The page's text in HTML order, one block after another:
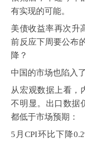
有实现的可能。
美债收益率再次升
前反应下周要公布
降？
中国的市场也陷入
从宏观数据上看，
不明显。出口数据
都低于市场预期：
5月CPI环比下降